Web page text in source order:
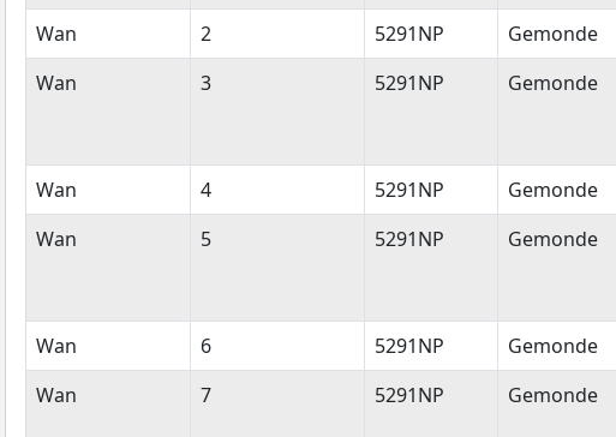
Wan 2 5291NP Gemonde
Wan
3 5291NP Gemonde
Wan 4 5291NP Gemonde
Wan
5 5291NP Gemonde
Wan 6 5291NP Gemonde
Wan
7 5291NP Gemonde